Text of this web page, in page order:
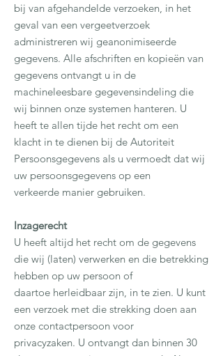
bij van afgehandelde verzoeken, in het
geval van een vergeetverzoek
administreren wij geanonimiseerde
gegevens. Alle afschriften en kopieën van
gegevens ontvangt u in de
machineleesbare gegevensindeling die
wij binnen onze systemen hanteren. U
heeft te allen tijde het recht om een
klacht in te dienen bij de Autoriteit
Persoonsgegevens als u vermoedt dat wij
uw persoonsgegevens op een
verkeerde manier gebruiken.
Inzagerecht
U heeft altijd het recht om de gegevens
die wij (laten) verwerken en die betrekking
hebben op uw persoon of
daartoe herleidbaar zijn, in te zien. U kunt
een verzoek met die strekking doen aan
onze contactpersoon voor
privacyzaken. U ontvangt dan binnen 30